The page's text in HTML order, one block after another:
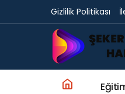
Gizlilik Politikası
Burger King